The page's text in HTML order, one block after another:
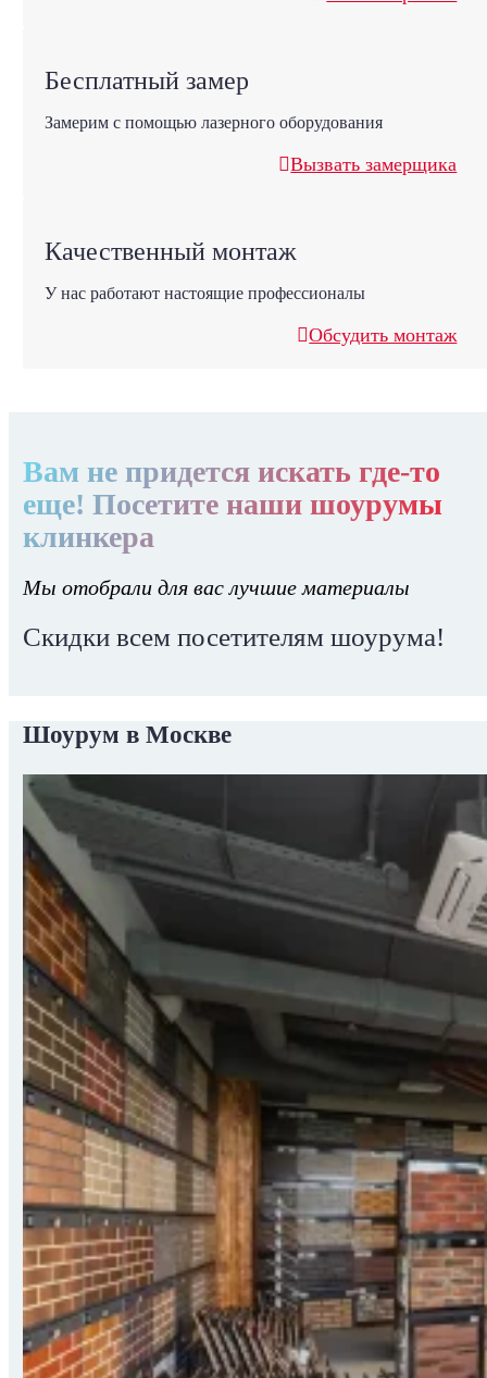
Бесплатный замер
Замерим с помощью лазерного оборудования
Вызвать замерщика
Качественный монтаж
У нас работают настоящие профессионалы
Обсудить монтаж
Вам не придется искать где-то
еще! Посетите наши шоурумы
клинкера
Мы отобрали для вас лучшие материалы
Скидки всем посетителям шоурума!
Шоурум в Москве